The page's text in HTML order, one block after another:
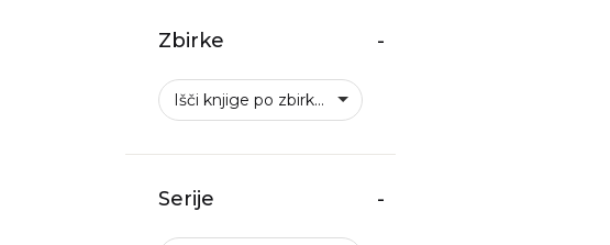
Zbirke -
Išči knjige po zbirkah
Serije -